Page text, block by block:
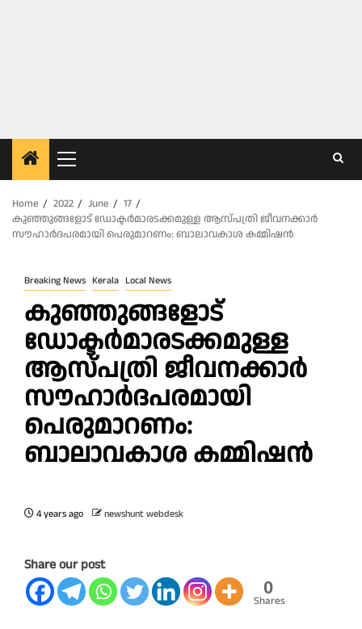
Primary
Menu
Home
2022 June
17
കുഞ്ഞുങ്ങളോട് ഡോക്ടർമാരടക്കമുള്ള ആസ്പത്രി ജീവനക്കാർ
സൗഹാർദപരമായി പെരുമാറണം: ബാലാവകാശ കമ്മിഷൻ
Breaking News Kerala Local News
കുഞ്ഞുങ്ങളോട്
ഡോക്ടർമാരടക്കമുള്ള
ആസ്പത്രി ജീവനക്കാർ
സൗഹാർദപരമായി
പെരുമാറണം:
ബാലാവകാശ കമ്മിഷൻ
4 years ago newshunt webdesk
Share our post
0
Shares